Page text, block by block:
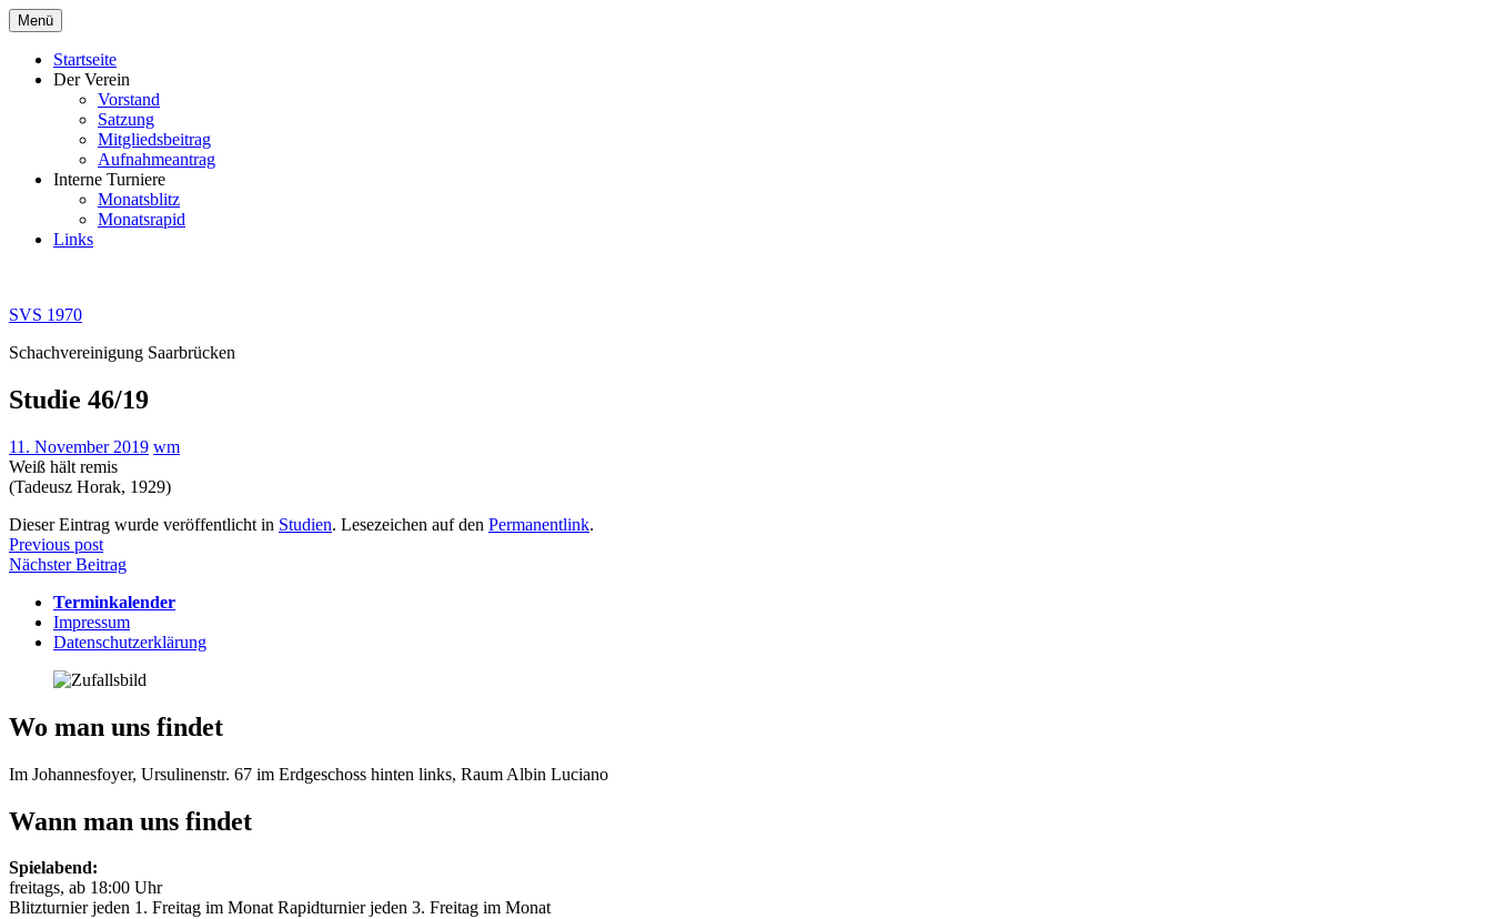
Zum
Inhalt
springen
Menü
Startseite
Der Verein
Vorstand
Satzung
Mitgliedsbeitrag
Aufnahmeantrag
Interne Turniere
Monatsblitz
Monatsrapid
Links
SVS 1970
Schachvereinigung Saarbrücken
Studie 46/19
11. November 2019 wm
Weiß hält remis
(Tadeusz Horak, 1929)
Dieser Eintrag wurde veröffentlicht in Studien. Lesezeichen auf den Permanentlink.
Beitragsnavigation
Previous post
Nächster Beitrag
Terminkalender
Impressum
Datenschutzerklärung
Wo man uns findet
Im Johannesfoyer, Ursulinenstr. 67 im Erdgeschoss hinten links, Raum Albin Luciano
Wann man uns findet
Spielabend:
freitags, ab 18:00 Uhr
Blitzturnier jeden 1. Freitag im Monat Rapidturnier jeden 3. Freitag im Monat